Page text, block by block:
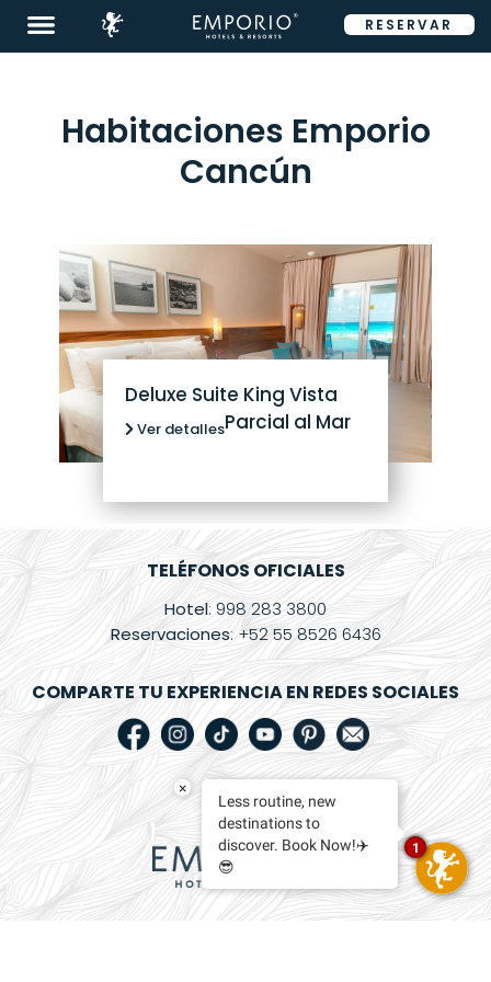
Promociones
Habitaciones
Restaurantes
Bares
Eventos
Contacto
Facturación
Electrónica
Preguntas
Frecuentes
ENG
RESERVAR
Habitaciones Emporio
Cancún
Deluxe Suite King Vista
Parcial al Mar
Ver detalles
TELÉFONOS OFICIALES
Hotel: 998 283 3800
Reservaciones: +52 55 8526 6436
COMPARTE TU EXPERIENCIA EN REDES SOCIALES
×
Less routine, new
destinations to
discover. Book Now!✈️
😎
1